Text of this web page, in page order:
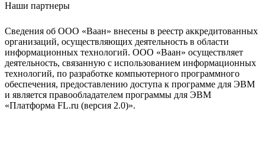
Наши партнеры
Сведения об ООО «Ваан» внесены в реестр аккредитованных
организаций, осуществляющих деятельность в области
информационных технологий. ООО «Ваан» осуществляет
деятельность, связанную с использованием информационных
технологий, по разработке компьютерного программного
обеспечения, предоставлению доступа к программе для ЭВМ
и является правообладателем программы для ЭВМ
«Платформа FL.ru (версия 2.0)».